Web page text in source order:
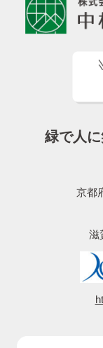
緑で人に
京都
滋